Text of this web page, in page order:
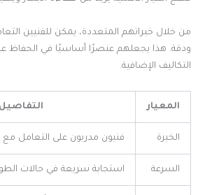
من خلال خبراتهم المتعددة، يمكن للفنيين
ودقة. هذا يجعلهم عنصرًا أساسيًا في الحفاظ
التكاليف الإضافية.
المعيار التفاصيل
الخبرة فنيون مدربون على التعامل مع
السرعة استجابة سريعة في حالات